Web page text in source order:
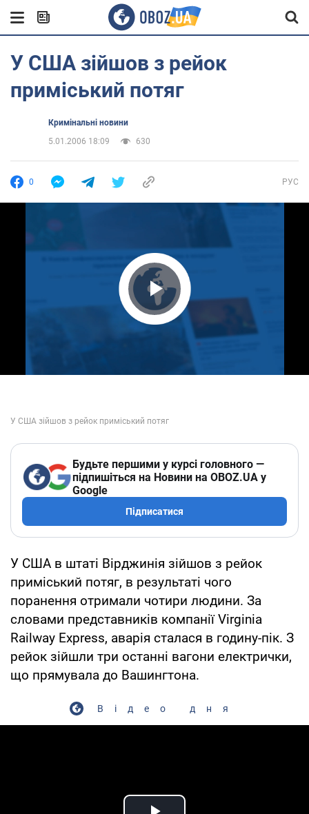
У США зійшов з рейок
приміський потяг
Кримінальні новини
5.01.2006 18:09
630
0 РУС
Play Video
Будьте першими у курсі головного —
підпишіться на Новини на OBOZ.UA у
Google
Підписатися
У США в штаті Вірджинія зійшов з рейок
приміський потяг, в результаті чого
поранення отримали чотири людини. За
словами представників компанії Virginia
Railway Express, аварія сталася в годину-пік. З
рейок зійшли три останні вагони електрички,
що прямувала до Вашингтона.
Відео дня